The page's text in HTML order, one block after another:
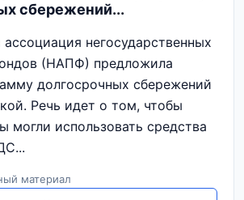
сбережений...
негосударственных
(НАПФ) предложила
долгосрочных сбережений
Речь идет о том, чтобы
могли использовать средства
материал